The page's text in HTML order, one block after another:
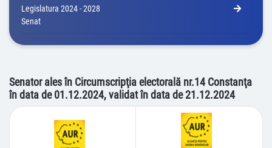
Legislatura 2024 - 2028
Senat
Senator ales în Circumscripţia electorală nr.14 Constanţa
în data de 01.12.2024, validat în data de 21.12.2024